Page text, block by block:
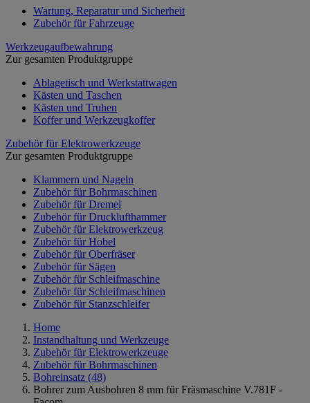
Wartung, Reparatur und Sicherheit
Zubehör für Fahrzeuge
Werkzeugaufbewahrung
Zur gesamten Produktgruppe
Ablagetisch und Werkstattwagen
Kästen und Taschen
Kästen und Truhen
Koffer und Werkzeugkoffer
Zubehör für Elektrowerkzeuge
Zur gesamten Produktgruppe
Klammern und Nageln
Zubehör für Bohrmaschinen
Zubehör für Dremel
Zubehör für Drucklufthammer
Zubehör für Elektrowerkzeug
Zubehör für Hobel
Zubehör für Oberfräser
Zubehör für Sägen
Zubehör für Schleifmaschine
Zubehör für Schleifmaschinen
Zubehör für Stanzschleifer
Home
Instandhaltung und Werkzeuge
Zubehör für Elektrowerkzeuge
Zubehör für Bohrmaschinen
Bohreinsatz (48)
Bohrer zum Ausbohren 8 mm für Fräsmaschine V.781F -